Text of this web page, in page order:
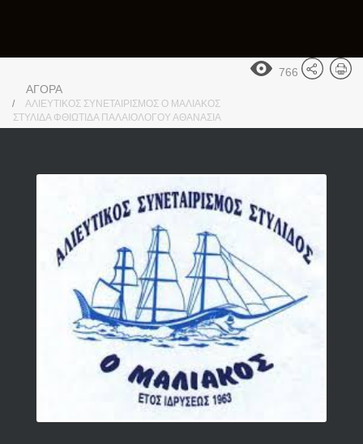
766
ΑΓΟΡΑ
ΑΛΙΕΥΤΙΚΟΣ ΣΥΝΕΤΑΙΡΙΣΜΟΣ Ο ΜΑΛΙΑΚΟΣ
ΣΤΥΛΙΔΑ ΦΘΙΩΤΙΔΑ ΠΑΛΑΙΟΛΟΓΟΥ ΑΘΑΝΑΣΙΑ